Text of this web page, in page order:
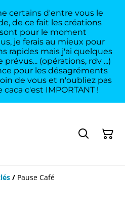
certains d'entre vous le
de ce fait les créations
pour le moment
je ferais au mieux pour
rapides mais j'ai quelques
(opérations, rdv ...)
pour les désagréments
de vous et n'oubliez pas
c'est IMPORTANT !
/ Pause Café